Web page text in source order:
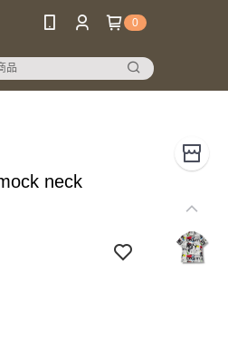
0
neck